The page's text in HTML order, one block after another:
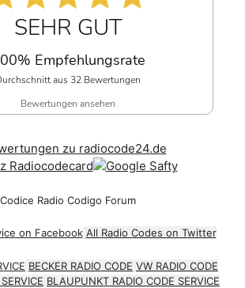
SEHR GUT
Empfehlungsrate
aus 32 Bewertungen
Bewertungen ansehen
Codice Radio Codigo Forum
on Facebook All Radio Codes on Twitter
BECKER RADIO CODE VW RADIO CODE
BLAUPUNKT RADIO CODE SERVICE